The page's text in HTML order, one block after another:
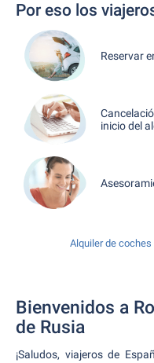
Por eso los
Reservar
inicio del
Alquiler de coches
Bienvenidos a
de Rusia
¡Saludos, viajeros de